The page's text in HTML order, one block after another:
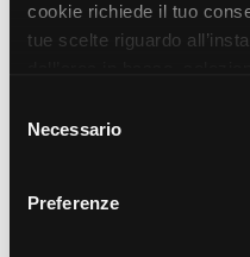
cookie richiede il tuo
tue scelte riguardo
prosegui” o decidere di
sul pulsante “Accetta
unicamente i cookie
delNecessario
Preferenze
404